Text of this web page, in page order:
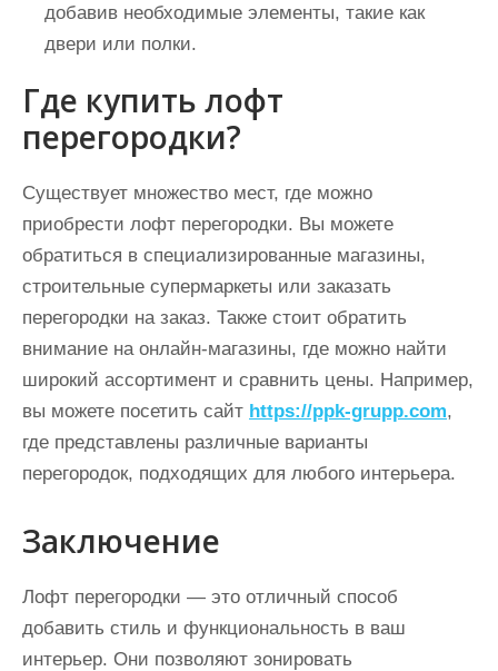
добавив необходимые элементы, такие как
двери или полки.
Где купить лофт
перегородки?
Существует множество мест, где можно
приобрести лофт перегородки. Вы можете
обратиться в специализированные магазины,
строительные супермаркеты или заказать
перегородки на заказ. Также стоит обратить
внимание на онлайн-магазины, где можно найти
широкий ассортимент и сравнить цены. Например,
вы можете посетить сайт https://ppk-grupp.com,
где представлены различные варианты
перегородок, подходящих для любого интерьера.
Заключение
Лофт перегородки — это отличный способ
добавить стиль и функциональность в ваш
интерьер. Они позволяют зонировать